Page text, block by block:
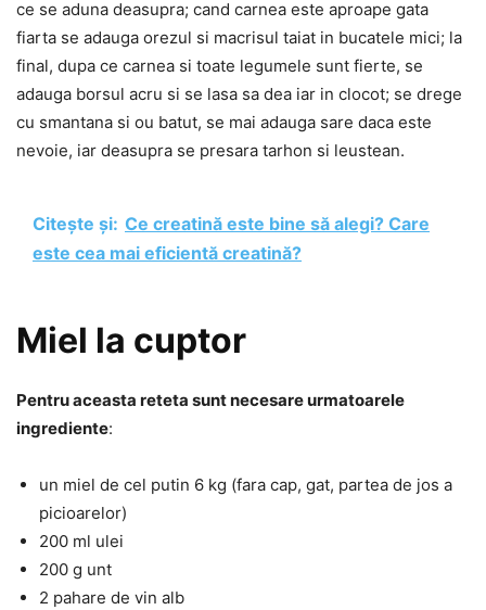
ce se aduna deasupra; cand carnea este aproape gata
fiarta se adauga orezul si macrisul taiat in bucatele mici; la
final, dupa ce carnea si toate legumele sunt fierte, se
adauga borsul acru si se lasa sa dea iar in clocot; se drege
cu smantana si ou batut, se mai adauga sare daca este
nevoie, iar deasupra se presara tarhon si leustean.
Citește și: Ce creatină este bine să alegi? Care
este cea mai eficientă creatină?
Miel la cuptor
Pentru aceasta reteta sunt necesare urmatoarele
ingrediente:
un miel de cel putin 6 kg (fara cap, gat, partea de jos a
picioarelor)
200 ml ulei
200 g unt
2 pahare de vin alb